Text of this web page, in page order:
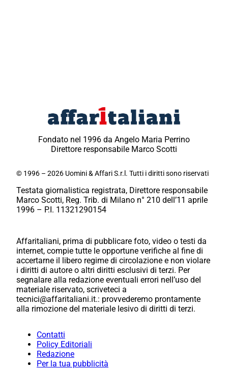
Fondato nel 1996 da Angelo Maria Perrino
Direttore responsabile Marco Scotti
© 1996 – 2026 Uomini & Affari S.r.l. Tutti i diritti sono riservati
Testata giornalistica registrata, Direttore responsabile
Marco Scotti, Reg. Trib. di Milano n° 210 dell’11 aprile
1996 – P.I. 11321290154
Affaritaliani, prima di pubblicare foto, video o testi da
internet, compie tutte le opportune verifiche al fine di
accertarne il libero regime di circolazione e non violare
i diritti di autore o altri diritti esclusivi di terzi. Per
segnalare alla redazione eventuali errori nell’uso del
materiale riservato, scriveteci a
tecnici@affaritaliani.it.: provvederemo prontamente
alla rimozione del materiale lesivo di diritti di terzi.
Contatti
Policy Editoriali
Redazione
Per la tua pubblicità